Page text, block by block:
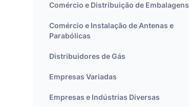
Comércio e Distribuição de Embalagens
Comércio e Instalação de Antenas e
Parabólicas
Distribuidores de Gás
Empresas Variadas
Empresas e Indústrias Diversas